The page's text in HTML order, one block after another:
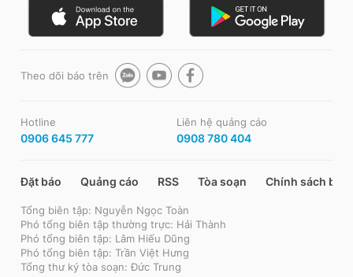
Theo dõi báo trên
Hotline
0906 645 777
Liên hệ quảng cáo
0908 780 404
Đặt báo Quảng cáo RSS Tòa soạn Chính sách bảo
Tổng biên tập: Nguyễn Ngọc Toàn
Phó tổng biên tập thường trực: Hải Thành
Phó tổng biên tập: Lâm Hiếu Dũng
Phó tổng biên tập: Trần Việt Hưng
Tổng thư ký tòa soạn: Đức Trung